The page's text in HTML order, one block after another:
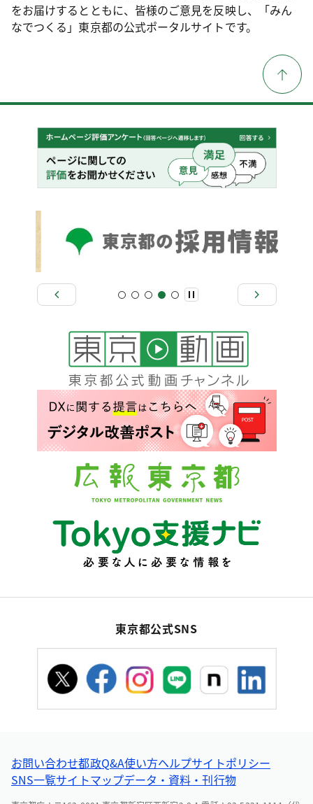
をお届けするとともに、皆様のご意見を反映し、「みん
なでつくる」東京都の公式ポータルサイトです。
東京都公式SNS
お問い合わせ都政Q&A使い方ヘルプサイトポリシー
SNS一覧サイトマップデータ・資料・刊行物